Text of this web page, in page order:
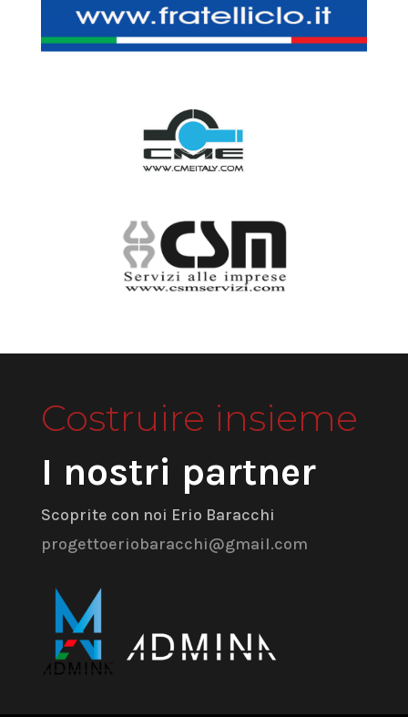
Costruire insieme
I nostri partner
Scoprite con noi Erio Baracchi
progettoeriobaracchi@gmail.com